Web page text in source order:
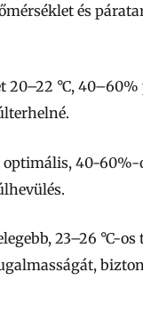
és
20–22 °C,
optimális, 40-
23–26 °C-